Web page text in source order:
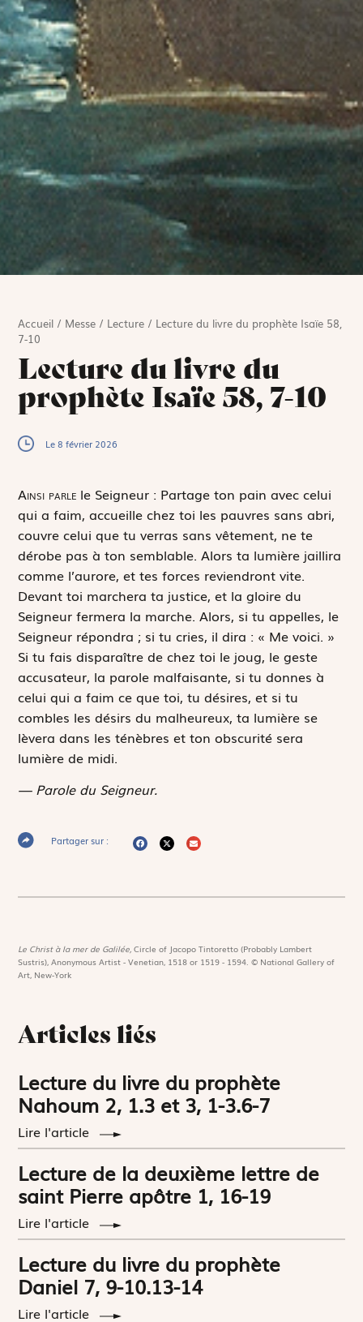
Accueil / Messe / Lecture / Lecture du livre du prophète Isaïe 58,
7-10
Lecture du livre du
prophète Isaïe 58, 7-10
Le 8 février 2026
Ainsi parle le Seigneur : Partage ton pain avec celui
qui a faim, accueille chez toi les pauvres sans abri,
couvre celui que tu verras sans vêtement, ne te
dérobe pas à ton semblable. Alors ta lumière jaillira
comme l’aurore, et tes forces reviendront vite.
Devant toi marchera ta justice, et la gloire du
Seigneur fermera la marche. Alors, si tu appelles, le
Seigneur répondra ; si tu cries, il dira : « Me voici. »
Si tu fais disparaître de chez toi le joug, le geste
accusateur, la parole malfaisante, si tu donnes à
celui qui a faim ce que toi, tu désires, et si tu
combles les désirs du malheureux, ta lumière se
lèvera dans les ténèbres et ton obscurité sera
lumière de midi.
— Parole du Seigneur.
Partager sur :
Le Christ à la mer de Galilée,Circle of Jacopo Tintoretto (Probably Lambert
Sustris), Anonymous Artist - Venetian, 1518 or 1519 - 1594. © National Gallery of
Art, New-York
Articles liés
Lecture du livre du prophète
Nahoum 2, 1.3 et 3, 1-3.6-7
Lire l'article
Lecture de la deuxième lettre de
saint Pierre apôtre 1, 16-19
Lire l'article
Lecture du livre du prophète
Daniel 7, 9-10.13-14
Lire l'article